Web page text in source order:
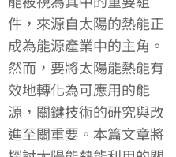
件，來源自太陽的熱能正
成為能源產業中的主角。
然而，要將太陽能熱能有
效地轉化為可應用的能
源，關鍵技術的研究與改
進至關重要。本篇文章將